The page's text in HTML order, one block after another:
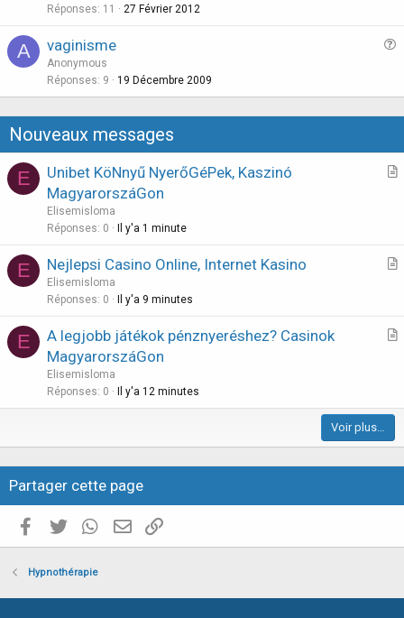
Réponses 11 27 Février 2012
A
s
t
o
n
vaginisme
Anonymous
Réponses 9 19 Décembre 2009
Nouveaux messages
E
A
l
Unibet KöNnyű NyerőGéPek, Kaszinó
MagyarorszáGon
Elisemisloma
Réponses 0 Il y'a 1 minute
E
A
c
Nejlepsi Casino Online, Internet Kasino
Elisemisloma
Réponses 0 Il y'a 9 minutes
E
A
c
e
A legjobb játékok pénznyeréshez? Casinok
MagyarorszáGon
Elisemisloma
Réponses 0 Il y'a 12 minutes
Voir plus…
Partager cette page
Facebook
Twitter WhatsAppE-mail valide
Hypnothérapie